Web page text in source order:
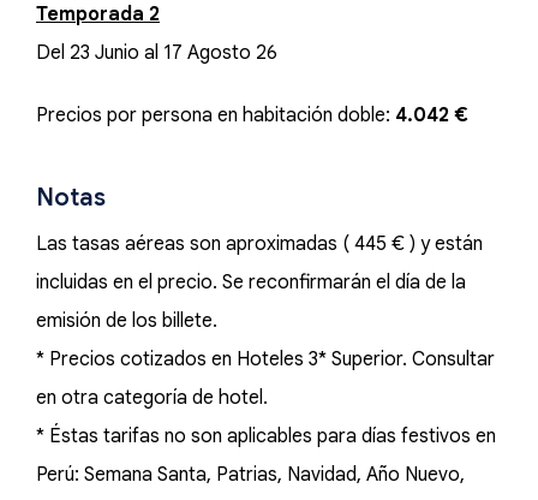
Temporada 2
Del 23 Junio al 17 Agosto 26
Precios por persona en habitación doble: 4.042 €
Notas
Las tasas aéreas son aproximadas ( 445 € ) y están
incluidas en el precio. Se reconfirmarán el día de la
emisión de los billete.
* Precios cotizados en Hoteles 3* Superior. Consultar
en otra categoría de hotel.
* Éstas tarifas no son aplicables para días festivos en
Perú: Semana Santa, Patrias, Navidad, Año Nuevo,